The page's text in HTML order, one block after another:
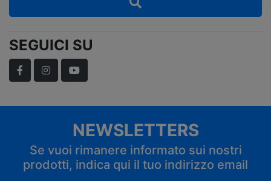
SEGUICI SU
FacebookInstagramYouTube
NEWSLETTERS
Se vuoi rimanere informato sui nostri
prodotti, indica qui il tuo indirizzo email